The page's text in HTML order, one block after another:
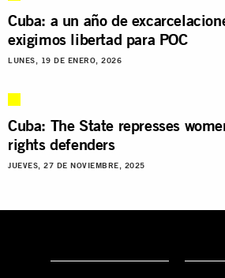
Cuba: a un año de
exigimos libertad para POC
LUNES, 19 DE ENERO, 2026
Cuba: The State represses
rights defenders
JUEVES, 27 DE NOVIEMBRE, 2025